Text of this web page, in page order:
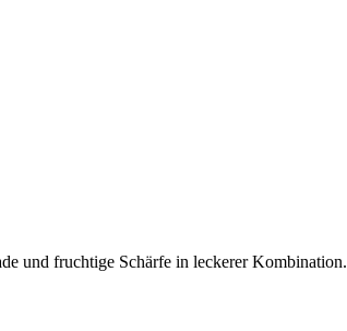
und fruchtige Schärfe in leckerer Kombination.